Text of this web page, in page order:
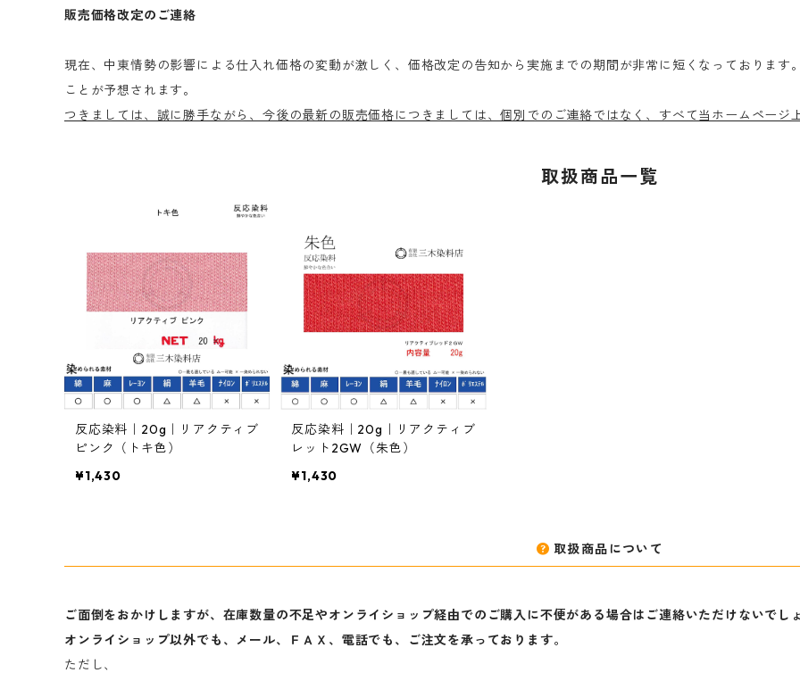
販売価格改定のご連絡
現在、中東情勢の影響による仕入れ価格の変動が激しく、価格改定の告知から実施までの期間が非常に短くなっておりま
ことが予想されます。
つきましては、誠に勝手ながら、今後の最新の販売価格につきましては、個別でのご連絡ではなく、すべて当ホームページ
取扱商品一覧
反応染料｜20g｜リアクティブ
ピンク（トキ色）
¥1,430
反応染料｜20g｜リアクティブ
レット2GW（朱色）
¥1,430
取扱商品について
ご面倒をおかけしますが、在庫数量の不足やオンライショップ経由でのご購入に不便がある場合はご連絡いただけないでし
オンライショップ以外でも、メール、ＦＡＸ、電話でも、ご注文を承っております。
ただし、